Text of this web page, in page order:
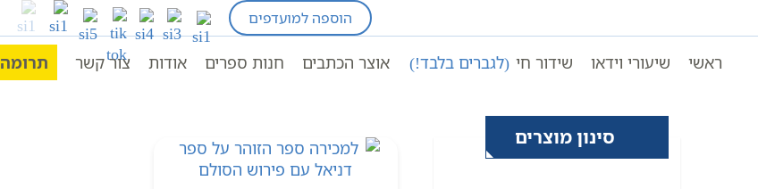
to
הוספה למועדפים
ראשי שיעורי וידאו שידור חי (לגברים בלבד!) אוצר הכתבים חנות ספרים אודות צור קשר תרומה
עמוד ראשי אחרית הימים
סינון מוצרים